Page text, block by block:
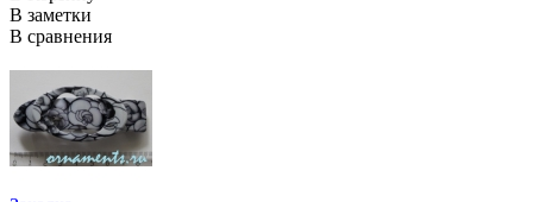
В заметки
В сравнения